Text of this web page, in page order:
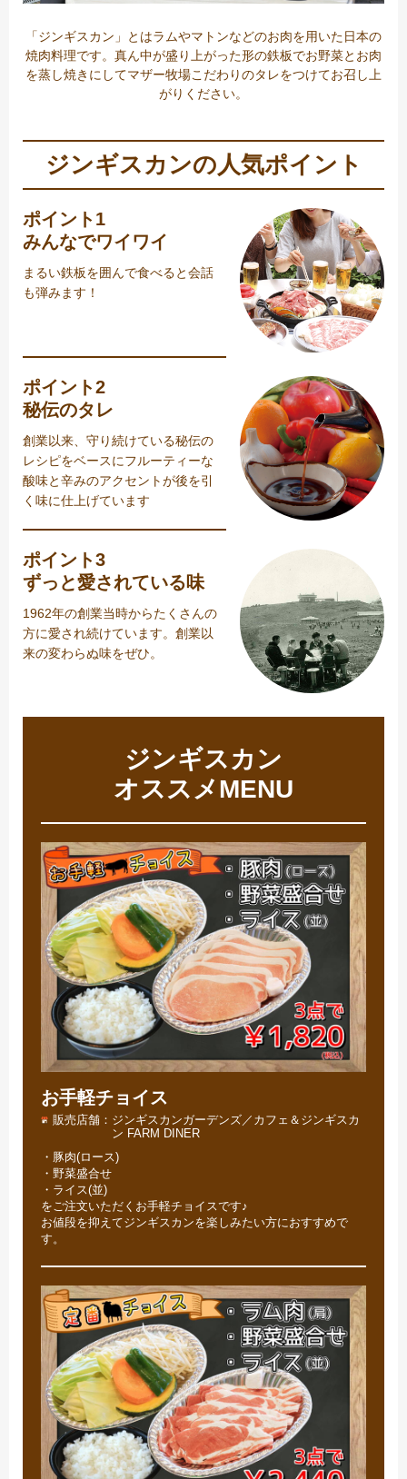
「ジンギスカン」とはラムやマトンなどのお肉を用いた日本の
焼肉料理です。真ん中が盛り上がった形の鉄板でお野菜とお肉
を蒸し焼きにしてマザー牧場こだわりのタレをつけてお召し上
がりください。
ジンギスカンの人気ポイント
ポイント1
みんなでワイワイ
まるい鉄板を囲んで食べると会話
も弾みます！
ポイント2
秘伝のタレ
創業以来、守り続けている秘伝の
レシピをベースにフルーティーな
酸味と辛みのアクセントが後を引
く味に仕上げています
ポイント3
ずっと愛されている味
1962年の創業当時からたくさんの
方に愛され続けています。創業以
来の変わらぬ味をぜひ。
ジンギスカン
オススメMENU
お手軽チョイス
販売店舗
ジンギスカンガーデンズ／カフェ＆ジンギスカ
ン FARM DINER
・豚肉(ロース)
・野菜盛合せ
・ライス(並)
をご注文いただくお手軽チョイスです♪
お値段を抑えてジンギスカンを楽しみたい方におすすめで
す。